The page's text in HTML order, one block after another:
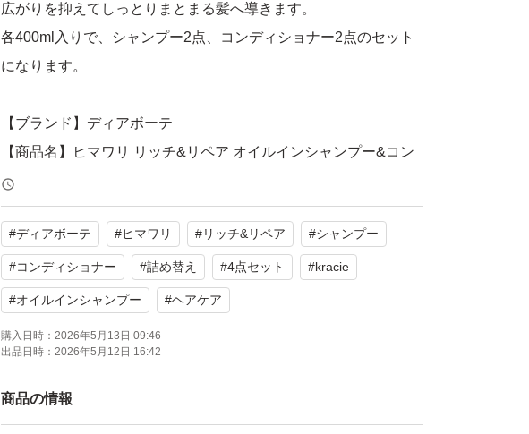
広がりを抑えてしっとりまとまる髪へ導きます。
各400ml入りで、シャンプー2点、コンディショナー2点のセット
になります。
【ブランド】ディアボーテ
【商品名】ヒマワリ リッチ&リペア オイルインシャンプー&コン
ディショナー
【容量】各400ml
【セット内容】シャンプー2点、コンディショナー2点
【商品の状態】未使用
よろしくお願いいたします。
#ディアボーテ #ヒマワリ #リッチ&リペア #シャンプー
#コンディショナー #詰め替え #4点セット #kracie
#オイルインシャンプー #ヘアケア
購入日時： 2026年5月13日 09:46
出品日時： 2026年5月12日 16:42
商品の情報